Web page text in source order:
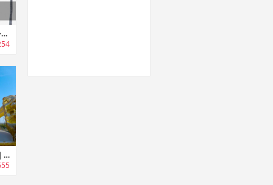
MANTALON｜季節やシーンを選ばず着用可能なスタイリッシュパンツ「マンタロン」
Our Royal Thighness｜お尻マニアにはたまらないぷりぷりお尻デザインピロー「ORT」